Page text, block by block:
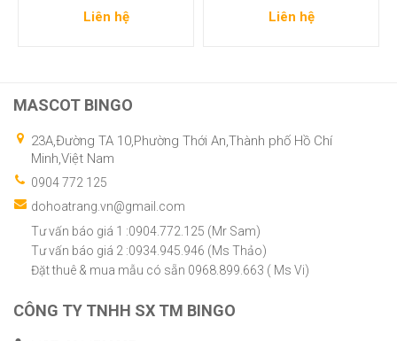
Liên hệ Liên hệ
MASCOT BINGO
23A,Đường TA 10,Phường Thới An,Thành phố Hồ Chí
Minh,Việt Nam
0904 772 125
dohoatrang.vn@gmail.com
Tư vấn báo giá 1 :0904.772.125 (Mr Sam)
Tư vấn báo giá 2 :0934.945.946 (Ms Thảo)
Đặt thuê & mua mẫu có sẵn 0968.899.663 ( Ms Vi)
CÔNG TY TNHH SX TM BINGO